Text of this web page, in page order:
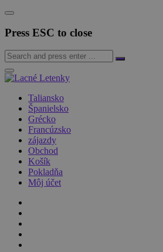
Press ESC to close
Taliansko
Španielsko
Grécko
Francúzsko
zájazdy
Obchod
Košík
Pokladňa
Môj účet